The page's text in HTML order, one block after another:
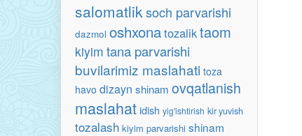
salomatliksoch parvarishi
dazmol oshxonatozaliktaom
kiyim tana parvarishi
buvilarimiz maslahati toza
havo dizayn shinam ovqatlanish
maslahatidish yig'ishtirish kir yuvish
tozalash kiyim parvarishi shinam